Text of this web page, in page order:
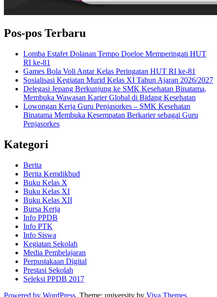
Pos-pos Terbaru
Lomba Estafet Dolanan Tempo Doeloe Memperingati HUT
RI ke-81
Games Bola Voli Antar Kelas Peringatan HUT RI ke-81
Sosialisasi Kegiatan Murid Kelas XI Tahun Ajaran 2026/2027
Delegasi Jepang Berkunjung ke SMK Kesehatan Binatama,
Membuka Wawasan Karier Global di Bidang Kesehatan
Lowongan Kerja Guru Penjasorkes – SMK Kesehatan
Binatama Membuka Kesempatan Berkarier sebagai Guru
Penjasorkes
Kategori
Berita
Berita Kemdikbud
Buku Kelas X
Buku Kelas XI
Buku Kelas XII
Bursa Kerja
Info PPDB
Info PTK
Info Siswa
Kegiatan Sekolah
Media Pembelajaran
Perpustakaan Digital
Prestasi Sekolah
Seleksi PPDB 2017
Powered by WordPress. Theme: university by Viva Themes.